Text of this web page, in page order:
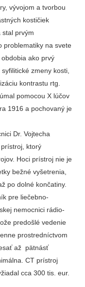
vývojom a tvorbou
kostičiek
stal prvým
problematiky na svete
ako prvý
zmeny kosti,
kontrastu rtg.
pomocou X lúčov
1916 a pochovaný je
Dr. Vojtecha
ktorý
Hoci prístroj nie je
bežné vyšetrenia,
po dolné končatiny.
pre liečebno-
nemocnici rádio-
predošlé vedenie
prostredníctvom
až pätnásť
CT prístroj
cca 300 tis. eur.